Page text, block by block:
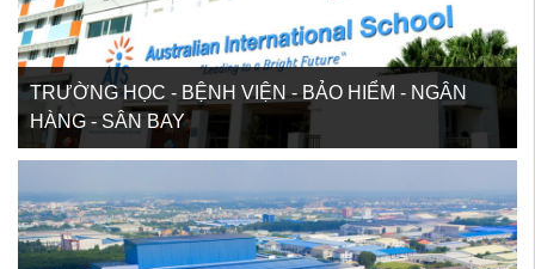
TRƯỜNG HỌC - BỆNH VIỆN - BẢO HIỂM - NGÂN
HÀNG - SÂN BAY